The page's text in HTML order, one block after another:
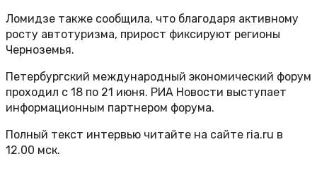
Ломидзе также сообщила, что благодаря активному
росту автотуризма, прирост фиксируют регионы
Черноземья.
Петербургский международный экономический форум
проходил с 18 по 21 июня. РИА Новости выступает
информационным партнером форума.
Полный текст интервью читайте на сайте ria.ru в
12.00 мск.